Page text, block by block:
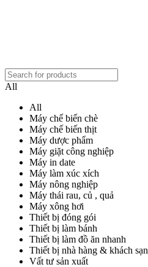
All
All
Máy chế biến chè
Máy chế biến thịt
Máy dược phẩm
Máy giặt công nghiệp
Máy in date
Máy làm xúc xích
Máy nông nghiệp
Máy thái rau, củ , quả
Máy xông hơi
Thiết bị đóng gói
Thiết bị làm bánh
Thiết bị làm đồ ăn nhanh
Thiết bị nhà hàng & khách sạn
Vất tư sản xuất